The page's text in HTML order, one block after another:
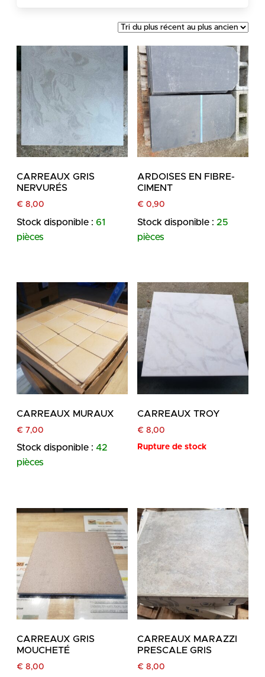
CARREAUX GRIS
NERVURÉS
€ 8,00
Stock disponible : 61
pièces
ARDOISES EN FIBRE-
CIMENT
€ 0,90
Stock disponible : 25
pièces
CARREAUX MURAUX
€ 7,00
Stock disponible : 42
pièces
CARREAUX TROY
€ 8,00
Rupture de stock
CARREAUX GRIS
MOUCHETÉ
€ 8,00
CARREAUX MARAZZI
PRESCALE GRIS
€ 8,00